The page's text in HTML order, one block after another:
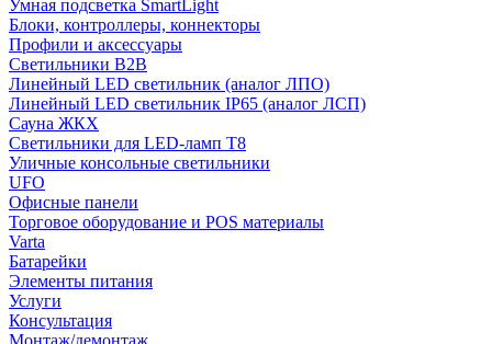
Умная подсветка SmartLight
Блоки, контроллеры, коннекторы
Профили и аксессуары
Светильники B2B
Линейный LED светильник (аналог ЛПО)
Линейный LED светильник IP65 (аналог ЛСП)
Сауна ЖКХ
Светильники для LED-ламп T8
Уличные консольные светильники
UFO
Офисные панели
Торговое оборудование и POS материалы
Varta
Батарейки
Элементы питания
Услуги
Консультация
Монтаж/демонтаж